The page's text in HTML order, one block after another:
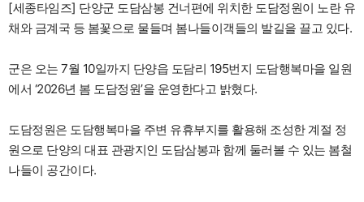
[세종타임즈] 단양군 도담삼봉 건너편에 위치한 도담정원이 노란 유
채와 금계국 등 봄꽃으로 물들며 봄나들이객들의 발길을 끌고 있다.
군은 오는 7월 10일까지 단양읍 도담리 195번지 도담행복마을 일원
에서 ‘2026년 봄 도담정원’을 운영한다고 밝혔다.
도담정원은 도담행복마을 주변 유휴부지를 활용해 조성한 계절 정
원으로 단양의 대표 관광지인 도담삼봉과 함께 둘러볼 수 있는 봄철
나들이 공간이다.